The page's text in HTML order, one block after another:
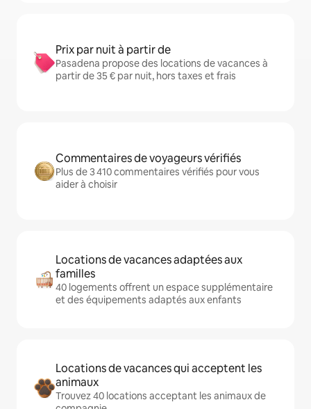
Prix par nuit à partir de
Pasadena propose des locations de vacances à
partir de 35 € par nuit, hors taxes et frais
Commentaires de voyageurs vérifiés
Plus de 3 410 commentaires vérifiés pour vous
aider à choisir
Locations de vacances adaptées aux
familles
40 logements offrent un espace supplémentaire
et des équipements adaptés aux enfants
Locations de vacances qui acceptent les
animaux
Trouvez 40 locations acceptant les animaux de